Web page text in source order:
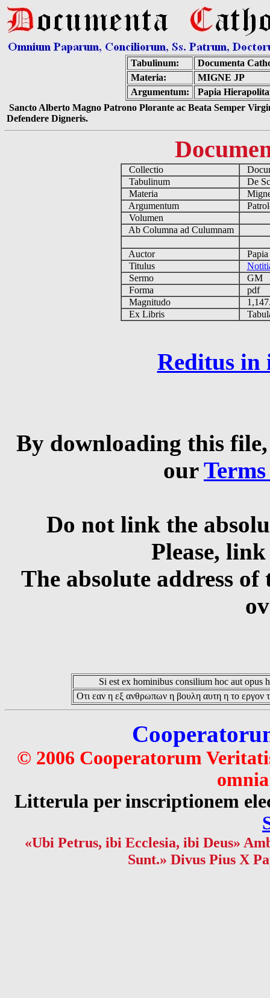
Tabulinum:
Documenta
Materia:
MIGNE JP
Argumentum:
Papia
Sancto Alberto Magno Patrono Plorante ac Beata Semper
Defendere Digneris.
Collectio
Tabulinum
De
Materia
Argumentum
Volumen
Ab Columna ad Culumnam
Auctor
Titulus
Sermo
GM
Forma
pdf
Magnitudo
Ex Libris
Reditus in
By downloading this
our
Do not link the
Please,
The absolute address
Si est ex hominibus consilium hoc aut opus
Οτι εαν η εξ ανθρωπων η βουλη αυτη η το εργον
© 2006 Cooperatorum
Litterula per inscriptionem
«Ubi Petrus, ibi Ecclesia, ibi Deus»
Sunt.» Divus Pius X